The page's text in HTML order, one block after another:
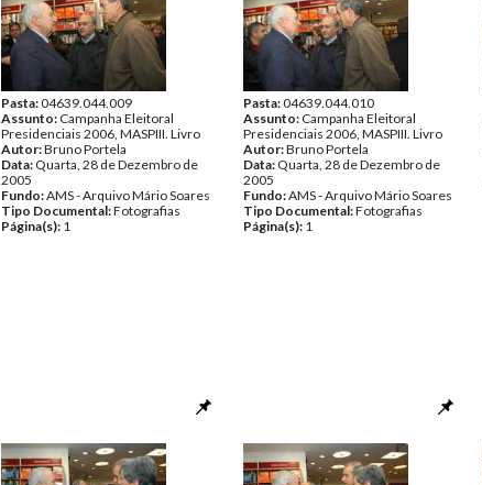
Pasta:04639.044.009
Assunto: Campanha Eleitoral
Presidenciais 2006, MASPIII. Livro
Autor:Bruno Portela
Data: Quarta, 28 de Dezembro de
2005
Fundo:AMS - Arquivo Mário Soares
Tipo Documental:Fotografias
Página(s): 1
Pasta:04639.044.010
Assunto: Campanha Eleitoral
Presidenciais 2006, MASPIII. Livro
Autor:Bruno Portela
Data: Quarta, 28 de Dezembro de
2005
Fundo:AMS - Arquivo Mário Soares
Tipo Documental:Fotografias
Página(s): 1